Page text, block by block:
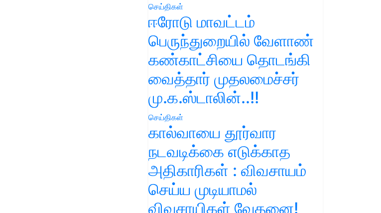
செய்திகள்
ஈரோடு மாவட்டம்
பெருந்துறையில் வேளாண்
கண்காட்சியை தொடங்கி
வைத்தார் முதலமைச்சர்
மு.க.ஸ்டாலின்..!!
செய்திகள்
கால்வாயை தூர்வார
நடவடிக்கை எடுக்காத
அதிகாரிகள் : விவசாயம்
செய்ய முடியாமல்
விவசாயிகள் வேதனை!